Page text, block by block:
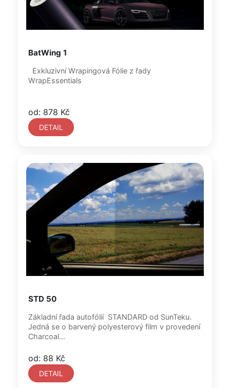
BatWing 1
Exkluzivní Wrapingová Fólie z řady
WrapEssentials
od: 878 Kč
DETAIL
STD 50
Základní řada autofólií STANDARD od SunTeku.
Jedná se o barvený polyesterový film v provedení
Charcoal...
od: 88 Kč
DETAIL